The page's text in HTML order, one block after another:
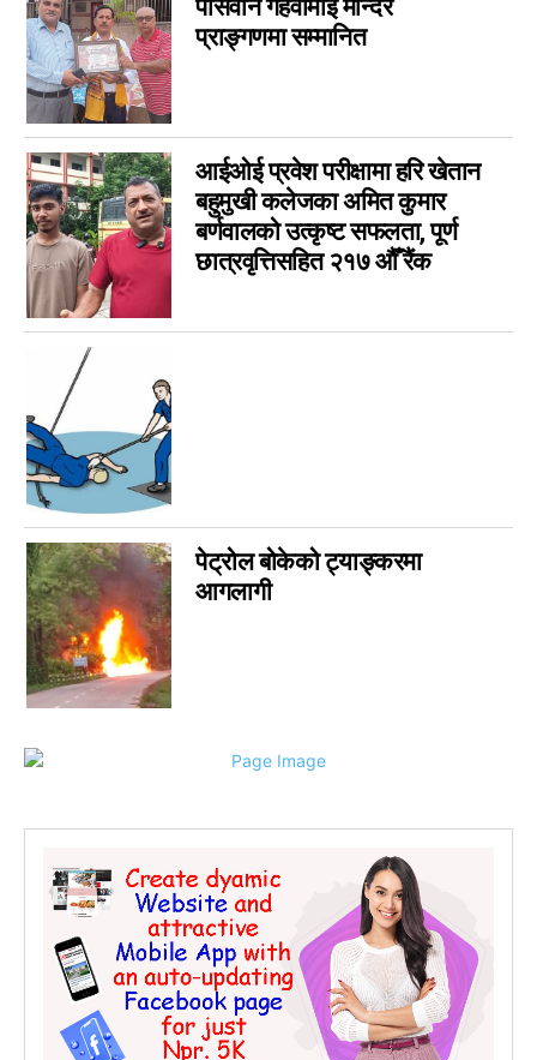
Parsa Ad
विशेष
मनोरञ्जन
कृषि
विचार 6
कला
चर्चामा
अन्तर्वार्ता
बागमती
आम सञ्चार प्राधिकरणको विज्ञापन
फिचर
लुम्बिनी
गण्डकी
इपेपर
कर्णाली 0
सम्पादकीय
जीवनशैली
राशिफल
कविता
सुदूरपश्चिम
पासवान गहवामाई मन्दिर
प्राङ्गणमा सम्मानित
आईओई प्रवेश परीक्षामा हरि खेतान
बहुमुखी कलेजका अमित कुमार
बर्णवालको उत्कृष्ट सफलता, पूर्ण
छात्रवृत्तिसहित २१७ औँ रैंक
पेट्रोल बोकेको ट्याङ्करमा
आगलागी